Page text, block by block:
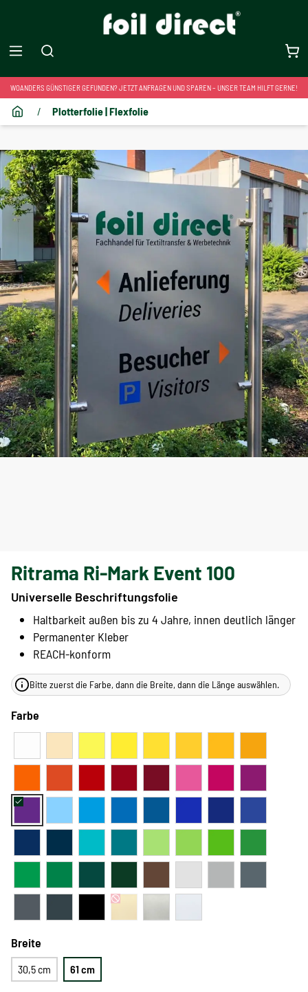
WOANDERS GÜNSTIGER GEFUNDEN? JETZT ANFRAGEN UND SPAREN – UNSER TEAM HILFT GERNE!
/ Plotterfolie | Flexfolie
Ritrama Ri-Mark Event 100
Universelle Beschriftungsfolie
Haltbarkeit außen bis zu 4 Jahre, innen deutlich länger
Permanenter Kleber
REACH-konform
Bitte zuerst die Farbe, dann die Breite, dann die Länge auswählen.
Farbe
Breite
30,5 cm 61 cm